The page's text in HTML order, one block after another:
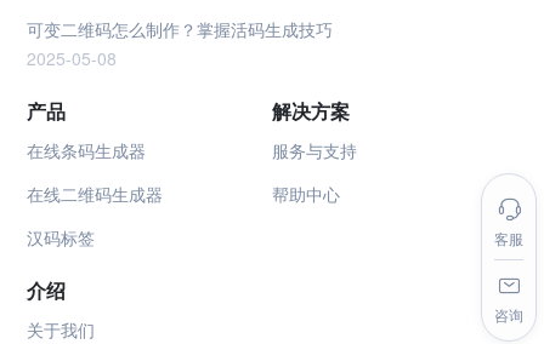
客服
咨询
可变二维码怎么制作？掌握活码生成技巧
2025-05-08
产品
在线条码生成器
在线二维码生成器
汉码标签
解决方案
服务与支持
帮助中心
介绍
关于我们